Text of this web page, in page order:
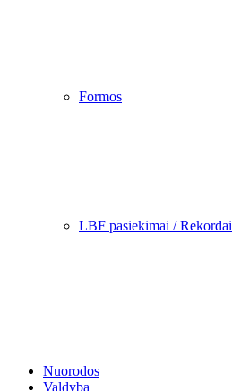
Formos
LBF pasiekimai / Rekordai
Nuorodos
Valdyba